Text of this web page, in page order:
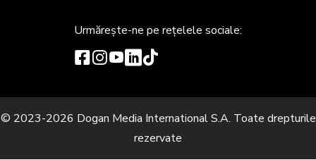
Urmărește-ne pe rețelele sociale:
© 2023-2026 Dogan Media International S.A. Toate drepturile
rezervate